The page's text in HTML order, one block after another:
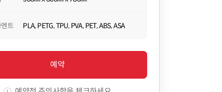
트 PLA, PETG, TPU, PVA, PET, ABS, ASA
예약